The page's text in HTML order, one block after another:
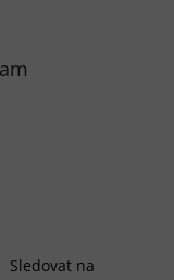
Sledovat na